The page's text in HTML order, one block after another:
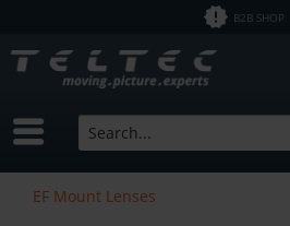
B2B SHOP
EF Mount Lenses
In Stock
Brands